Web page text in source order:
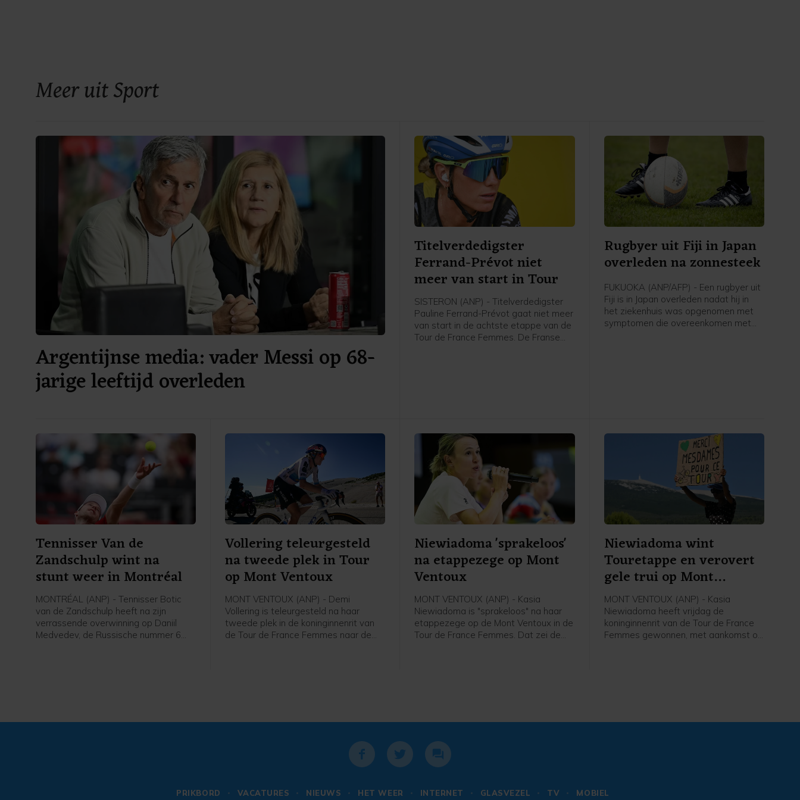
Meer uit Sport
Argentijnse media: vader Messi op 68-
jarige leeftijd overleden
Titelverdedigster
Ferrand-Prévot niet
meer van start in Tour
SISTERON (ANP) - Titelverdedigster
Pauline Ferrand-Prévot gaat niet meer
van start in de achtste etappe van de
Tour de France Femmes. De Franse
Rugbyer uit Fiji in Japan
overleden na zonnesteek
FUKUOKA (ANP/AFP) - Een rugbyer uit
Fiji is in Japan overleden nadat hij in
het ziekenhuis was opgenomen met
symptomen die overeenkomen met
Tennisser Van de
Zandschulp wint na
stunt weer in Montréal
MONTRÉAL (ANP) - Tennisser Botic
van de Zandschulp heeft na zijn
verrassende overwinning op Daniil
Medvedev, de Russische nummer 6
Vollering teleurgesteld
na tweede plek in Tour
op Mont Ventoux
MONT VENTOUX (ANP) - Demi
Vollering is teleurgesteld na haar
tweede plek in de koninginnenrit van
de Tour de France Femmes naar de
Niewiadoma 'sprakeloos'
na etappezege op Mont
Ventoux
MONT VENTOUX (ANP) - Kasia
Niewiadoma is "sprakeloos" na haar
etappezege op de Mont Ventoux in de
Tour de France Femmes. Dat zei de
Niewiadoma wint
Touretappe en verovert
gele trui op Mont
Ventoux
MONT VENTOUX (ANP) - Kasia
Niewiadoma heeft vrijdag de
koninginnenrit van de Tour de France
Femmes gewonnen, met aankomst op
PRIKBORD VACATURES NIEUWS HET WEER INTERNET GLASVEZEL TV MOBIEL